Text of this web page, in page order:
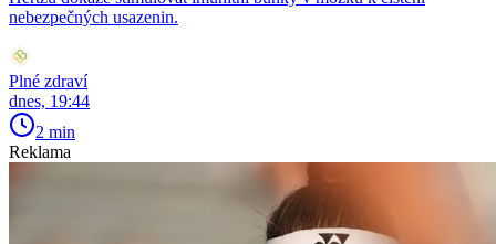
nebezpečných usazenin.
Plné zdraví
dnes, 19:44
2 min
Reklama